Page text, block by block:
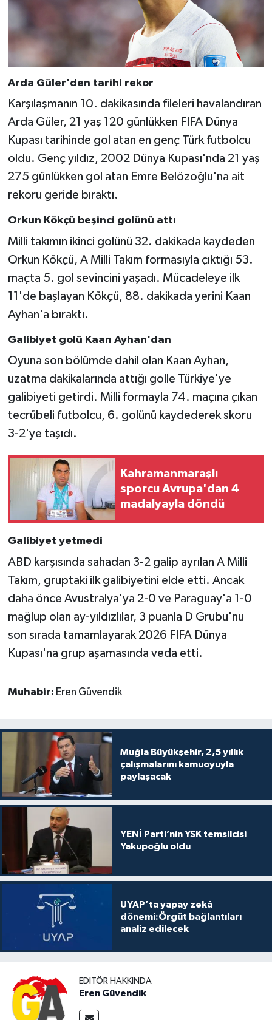
Arda Güler'den tarihi rekor
Karşılaşmanın 10. dakikasında fileleri havalandıran
Arda Güler, 21 yaş 120 günlükken FIFA Dünya
Kupası tarihinde gol atan en genç Türk futbolcu
oldu. Genç yıldız, 2002 Dünya Kupası'nda 21 yaş
275 günlükken gol atan Emre Belözoğlu'na ait
rekoru geride bıraktı.
Orkun Kökçü beşinci golünü attı
Milli takımın ikinci golünü 32. dakikada kaydeden
Orkun Kökçü, A Milli Takım formasıyla çıktığı 53.
maçta 5. gol sevincini yaşadı. Mücadeleye ilk
11'de başlayan Kökçü, 88. dakikada yerini Kaan
Ayhan'a bıraktı.
Galibiyet golü Kaan Ayhan'dan
Oyuna son bölümde dahil olan Kaan Ayhan,
uzatma dakikalarında attığı golle Türkiye'ye
galibiyeti getirdi. Milli formayla 74. maçına çıkan
tecrübeli futbolcu, 6. golünü kaydederek skoru
3-2'ye taşıdı.
Kahramanmaraşlı
sporcu Avrupa'dan 4
madalyayla döndü
Galibiyet yetmedi
ABD karşısında sahadan 3-2 galip ayrılan A Milli
Takım, gruptaki ilk galibiyetini elde etti. Ancak
daha önce Avustralya'ya 2-0 ve Paraguay'a 1-0
mağlup olan ay-yıldızlılar, 3 puanla D Grubu'nu
son sırada tamamlayarak 2026 FIFA Dünya
Kupası'na grup aşamasında veda etti.
Muhabir: Eren Güvendik
Muğla Büyükşehir, 2,5 yıllık
çalışmalarını kamuoyuyla
paylaşacak
YENİ Parti’nin YSK temsilcisi
Yakupoğlu oldu
UYAP’ta yapay zekâ
dönemi:Örgüt bağlantıları
analiz edilecek
EDITÖR HAKKINDA
Eren Güvendik